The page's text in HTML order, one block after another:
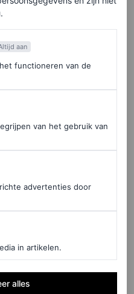
aan
functioneren van de
van het gebruik van
advertenties door
in artikelen.
alles